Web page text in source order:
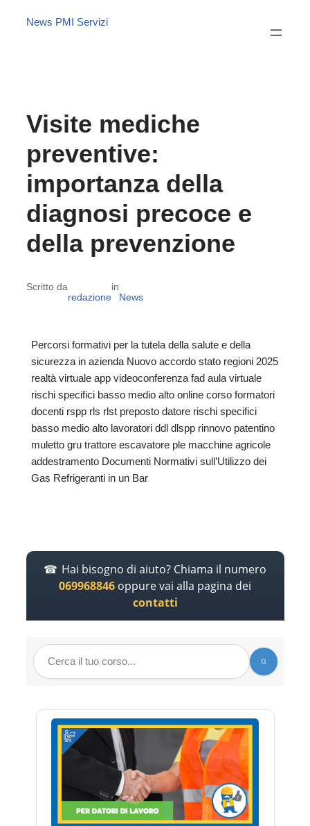
News PMI Servizi
Visite mediche
preventive:
importanza della
diagnosi precoce e
della prevenzione
Scritto da
redazione
in
News
Percorsi formativi per la tutela della salute e della
sicurezza in azienda Nuovo accordo stato regioni 2025
realtà virtuale app videoconferenza fad aula virtuale
rischi specifici basso medio alto online corso formatori
docenti rspp rls rlst preposto datore rischi specifici
basso medio alto lavoratori ddl dlspp rinnovo patentino
muletto gru trattore escavatore ple macchine agricole
addestramento Documenti Normativi sull’Utilizzo dei
Gas Refrigeranti in un Bar
Hai bisogno di aiuto? Chiama il numero
069968846 oppure vai alla pagina dei
contatti